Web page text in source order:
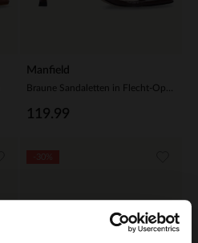
Manfield
119.99